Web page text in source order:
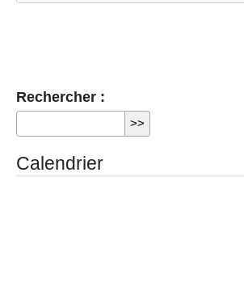
Rechercher :
Calendrier